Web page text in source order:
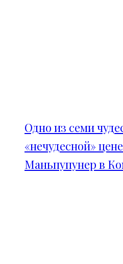
Одно из семи
«нечудесной»
Маньпупунер в